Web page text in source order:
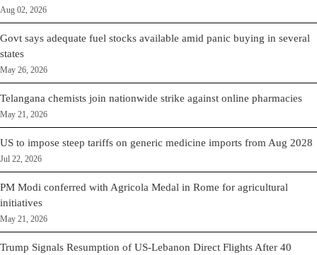
Aug 02, 2026
Govt says adequate fuel stocks available amid panic buying in several
states
May 26, 2026
Telangana chemists join nationwide strike against online pharmacies
May 21, 2026
US to impose steep tariffs on generic medicine imports from Aug 2028
Jul 22, 2026
PM Modi conferred with Agricola Medal in Rome for agricultural
initiatives
May 21, 2026
Trump Signals Resumption of US-Lebanon Direct Flights After 40